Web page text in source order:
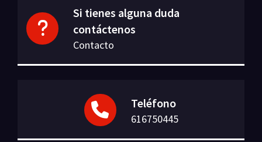
Si tienes alguna duda
contáctenos
Contacto
Teléfono
616750445